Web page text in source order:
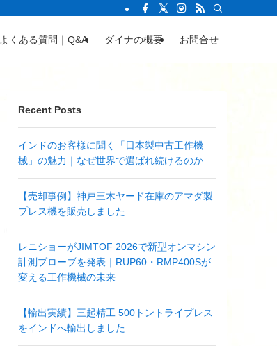
よくある質問｜Q&A ダイナの概要 お問合せ
Recent Posts
インドのお客様に聞く「日本製中古工作機
械」の魅力｜なぜ世界で選ばれ続けるのか
【売却事例】神戸三木ヤード在庫のアマダ製
プレス機を販売しました
レニショーがJIMTOF 2026で新型オンマシン
計測プローブを発表｜RUP60・RMP400Sが
変える工作機械の未来
【輸出実績】三起精工 500トントライプレス
をインドへ輸出しました